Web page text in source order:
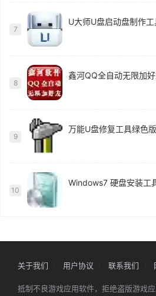
7
U大师U盘启动盘制作工
8
鑫河QQ全自动无限加
9
万能U盘修复工具绿色版
10
Windows7 硬盘安装工
关于我们 用户协议 联系我们
抵制不良游戏应用软件，拒绝盗版游戏应